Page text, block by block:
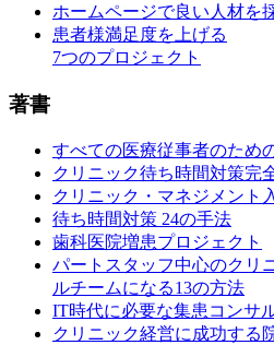
ホームページで良い人材を
患者様満足度を上げる
7つのプロジェクト
著書
すべての医療従事者のため
クリニック待ち時間対策完
クリニック・マネジメント
待ち時間対策 24の手法
歯科医院増患プロジェクト
パートスタッフ中心のクリ
ルチームになる13の方法
IT時代に必要な集患コンサ
クリニック経営に成功する